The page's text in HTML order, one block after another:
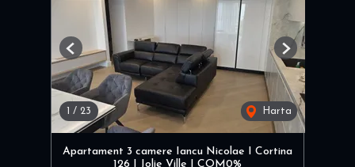
1 / 23 Harta
Previous Next
Apartament 3 camere Iancu Nicolae I Cortina
126 I Jolie Ville I COM0%